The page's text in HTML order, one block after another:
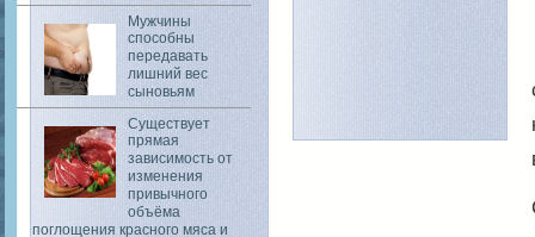
Мужчины
способны
передавать
лишний вес
сыновьям
Существует
прямая
зависимость от
изменения
привычного
объёма
поглощения красного мяса и